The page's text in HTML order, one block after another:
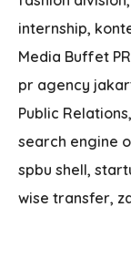
internship
Media Buffet PR
pr agency
Public Relations
search engine
spbu shell
wise transfer